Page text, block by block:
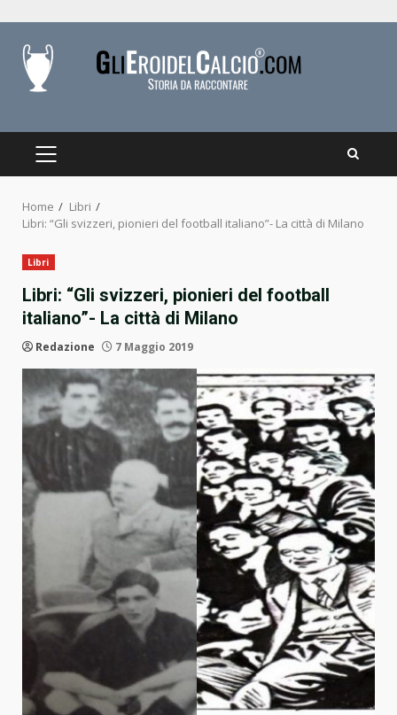
content
PRIMARY
Home
Libri
Libri: “Gli svizzeri, pionieri del football italiano”- La città di Milano
Libri
Libri: “Gli svizzeri, pionieri del football
italiano”- La città di Milano
Redazione 7 Maggio 2019